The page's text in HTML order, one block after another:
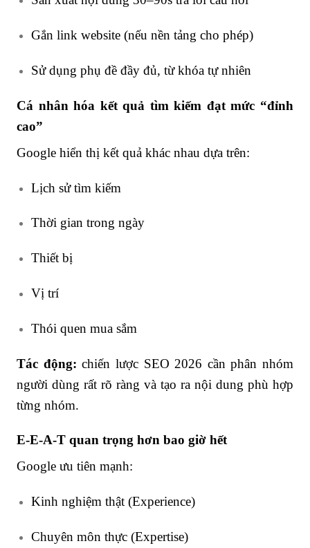
Gắn link website (nếu nền tảng cho phép)
Sử dụng phụ đề đầy đủ, từ khóa tự nhiên
Cá nhân hóa kết quả tìm kiếm đạt mức “đỉnh
cao”
Google hiển thị kết quả khác nhau dựa trên:
Lịch sử tìm kiếm
Thời gian trong ngày
Thiết bị
Vị trí
Thói quen mua sắm
Tác động: chiến lược SEO 2026 cần phân nhóm
người dùng rất rõ ràng và tạo ra nội dung phù hợp
từng nhóm.
E-E-A-T quan trọng hơn bao giờ hết
Google ưu tiên mạnh:
Kinh nghiệm thật (Experience)
Chuyên môn thực (Expertise)